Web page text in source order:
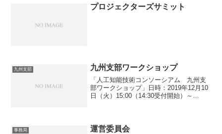
プロジェクターズサミット
九州支部 九州支部ワークショップ
「人工知能技術コンソーシアム 九州支
部ワークショップ」日時：2019年12月10
日（火）15:00（14:30受付開始）～
事務局 運営委員会